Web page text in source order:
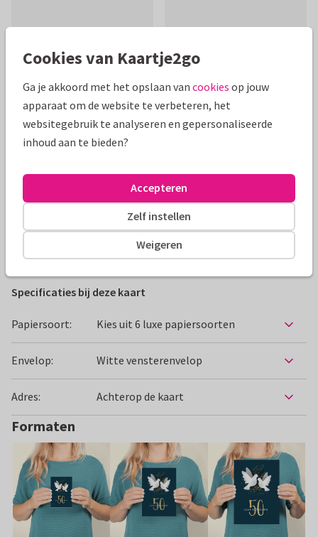
Productinformatie
een gouden '50' en spetters (geen goudinkt).
Alle kaarten zijn helemaal naar wens aan te passen
AnoukS
Specificaties bij deze kaart
Papiersoort: Kies uit 6 luxe papiersoorten
Envelop: Witte vensterenvelop
Adres: Achterop de kaart
Formaten
Cookies van Kaartje2go
Ga je akkoord met het opslaan van cookies op jouw
apparaat om de website te verbeteren, het
websitegebruik te analyseren en gepersonaliseerde
inhoud aan te bieden?
Weigeren
Zelf instellen
Accepteren